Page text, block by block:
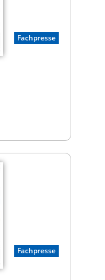
Fachpresse
Fachpresse